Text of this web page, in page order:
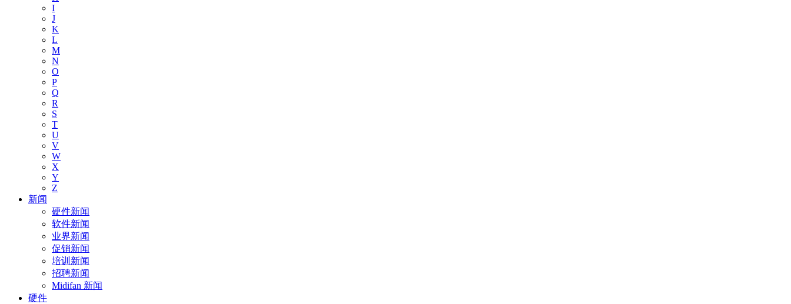
I
J
K
L
M
N
O
P
Q
R
S
T
U
V
W
X
Y
Z
新闻
硬件新闻
软件新闻
业界新闻
促销新闻
培训新闻
招聘新闻
Midifan 新闻
硬件